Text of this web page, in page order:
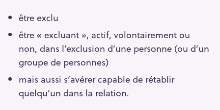
être exclu
être « excluant », actif, volontairement ou
non, dans l’exclusion d’une personne (ou d’un
groupe de personnes)
mais aussi s’avérer capable de rétablir
quelqu’un dans la relation.